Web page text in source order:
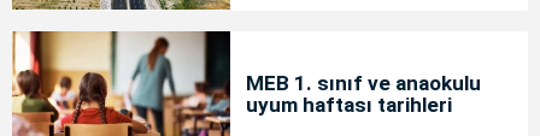
MEB 1. sınıf ve anaokulu
uyum haftası tarihleri